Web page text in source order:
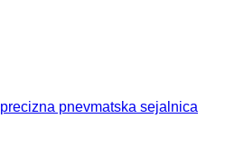
precizna pnevmatska sejalnica